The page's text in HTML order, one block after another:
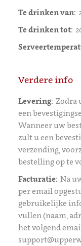
Te drinken van:
Te drinken tot:
Verdere info
Levering: Zodra
een
Wanneer uw
zult u een
verzending,
bestelling op te
Facturatie: Na
per email
gebruikelijke
vullen (naam,
het volgend